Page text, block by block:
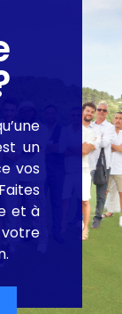
un
vos
et à